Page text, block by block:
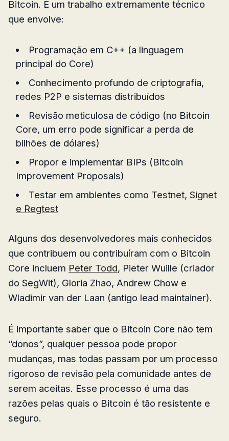
Bitcoin. É um trabalho extremamente técnico
que envolve:
Programação em C++ (a linguagem
principal do Core)
Conhecimento profundo de criptografia,
redes P2P e sistemas distribuídos
Revisão meticulosa de código (no Bitcoin
Core, um erro pode significar a perda de
bilhões de dólares)
Propor e implementar BIPs (Bitcoin
Improvement Proposals)
Testar em ambientes como Testnet, Signet
e Regtest
Alguns dos desenvolvedores mais conhecidos
que contribuem ou contribuíram com o Bitcoin
Core incluem Peter Todd, Pieter Wuille (criador
do SegWit), Gloria Zhao, Andrew Chow e
Wladimir van der Laan (antigo lead maintainer).
É importante saber que o Bitcoin Core não tem
“donos”, qualquer pessoa pode propor
mudanças, mas todas passam por um processo
rigoroso de revisão pela comunidade antes de
serem aceitas. Esse processo é uma das
razões pelas quais o Bitcoin é tão resistente e
seguro.